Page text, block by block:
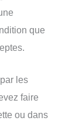
que
les
faire
ou dans